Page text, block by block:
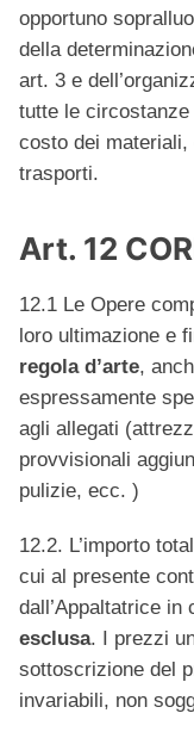
opportuno
della
art. 3 e
tutte le
costo dei materiali,
trasporti.
Art. 12
12.1 Le Opere
loro ultimazione e
regola d’arte,
espressamente
agli allegati
provvisionali
pulizie, ecc. )
12.2. L’importo
cui al presente
dall’Appaltatrice in
esclusa. I prezzi
sottoscrizione del
invariabili, non